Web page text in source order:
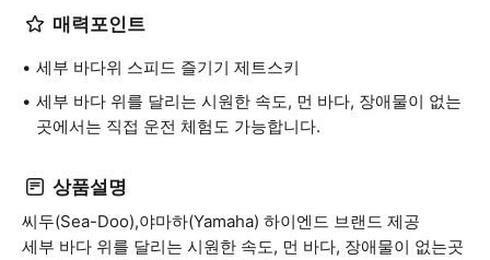
매력포인트
세부 바다위 스피드 즐기기 제트스키
세부 바다 위를 달리는 시원한 속도, 먼 바다, 장애물이 없는
곳에서는 직접 운전 체험도 가능합니다.
상품설명
씨두(Sea-Doo),야마하(Yamaha) 하이엔드 브랜드 제공
세부 바다 위를 달리는 시원한 속도, 먼 바다, 장애물이 없는곳